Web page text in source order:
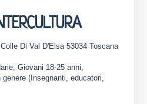
Di Val D'Elsa 53034 Toscana
Giovani 18-25 anni,
(Insegnanti, educatori,